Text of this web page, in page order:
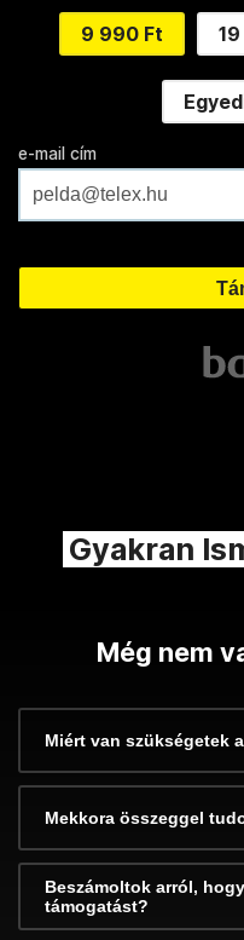
9 990 Ft
e-mail cím
Gyakran
Még nem
Miért van szükségetek
Mekkora összeggel
Beszámoltok arról,
támogatást?